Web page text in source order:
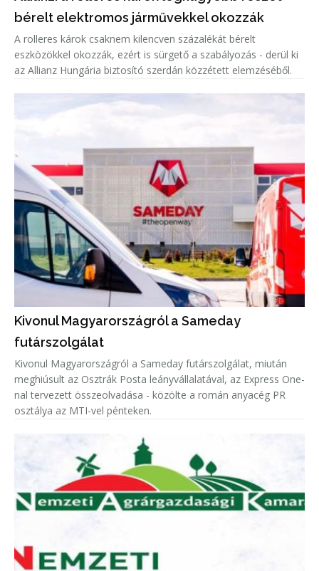
bérelt elektromos járművekkel okozzák
A rolleres károk csaknem kilencven százalékát bérelt
eszközökkel okozzák, ezért is sürgető a szabályozás - derül ki
az Allianz Hungária biztosító szerdán közzétett elemzéséből.
Kivonul Magyarországról a Sameday
futárszolgálat
Kivonul Magyarországról a Sameday futárszolgálat, miután
meghiúsult az Osztrák Posta leányvállalatával, az Express One-
nal tervezett összeolvadása - közölte a román anyacég PR
osztálya az MTI-vel pénteken.